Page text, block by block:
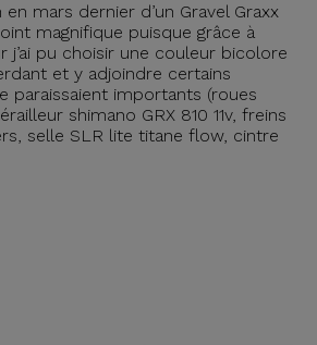
en mars dernier d’un Gravel Graxx
magnifique puisque grâce à
j’ai pu choisir une couleur bicolore
et y adjoindre certains
paraissaient importants (roues
shimano GRX 810 11v, freins
selle SLR lite titane flow, cintre